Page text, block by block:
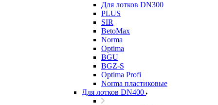
Для лотков DN300
PLUS
SIR
BetoMax
Norma
Optima
BGU
BGZ-S
Optima Profi
Norma пластиковые
Для лотков DN400